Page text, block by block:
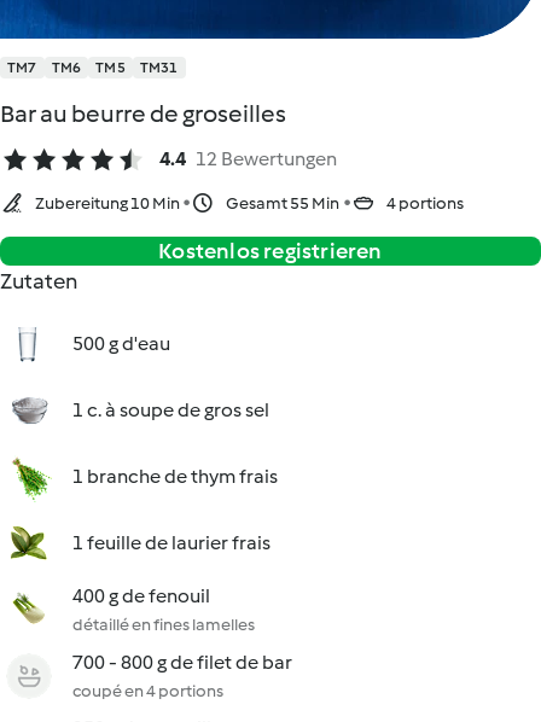
TM7 TM6 TM5 TM31
Bar au beurre de groseilles
4.4 12 Bewertungen
Zubereitung 10 Min Gesamt 55 Min 4 portions
Kostenlos registrieren
Zutaten
500 g d'eau
1 c. à soupe de gros sel
1 branche de thym frais
1 feuille de laurier frais
400 g de fenouil
détaillé en fines lamelles
700 - 800 g de filet de bar
coupé en 4 portions